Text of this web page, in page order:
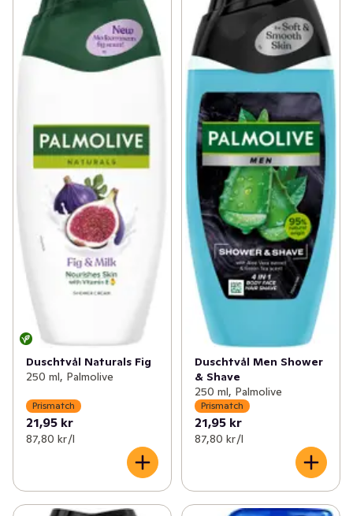
Duschtvål Naturals Fig
250 ml, Palmolive
Prismatch
21,95 kr
87,80 kr /l
Duschtvål Men Shower
& Shave
250 ml, Palmolive
Prismatch
21,95 kr
87,80 kr /l